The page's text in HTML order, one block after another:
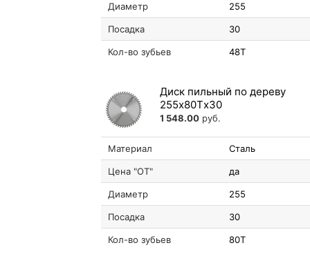
Диаметр 255
Посадка 30
Кол-во зубьев 48T
Диск пильный по дереву
255х80Tх30
1 548.00 руб.
Материал Сталь
Цена "ОТ" да
Диаметр 255
Посадка 30
Кол-во зубьев 80T